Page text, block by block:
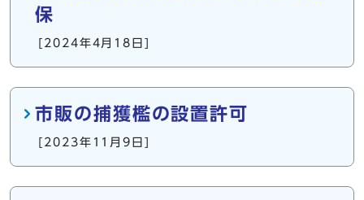
保
[2024年4月18日]
市販の捕獲檻の設置許可
[2023年11月9日]